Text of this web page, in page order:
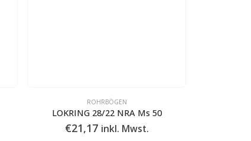
ROHRBÖGEN
LOKRING 28/22 NRA Ms 50
€21,17 inkl. Mwst.